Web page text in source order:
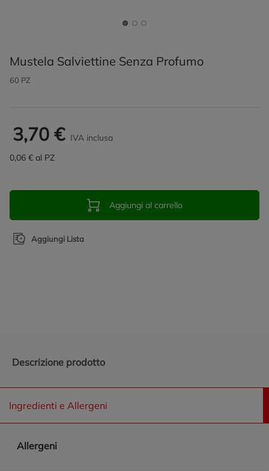
Mustela Salviettine Senza Profumo
60 PZ
3,70 € IVA inclusa
0,06 € al PZ
Aggiungi al carrello
Aggiungi Lista
Descrizione prodotto
Ingredienti e Allergeni
Allergeni